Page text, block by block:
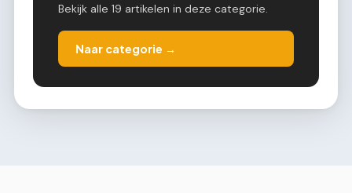
Bekijk alle 19 artikelen in deze categorie.
Naar categorie →